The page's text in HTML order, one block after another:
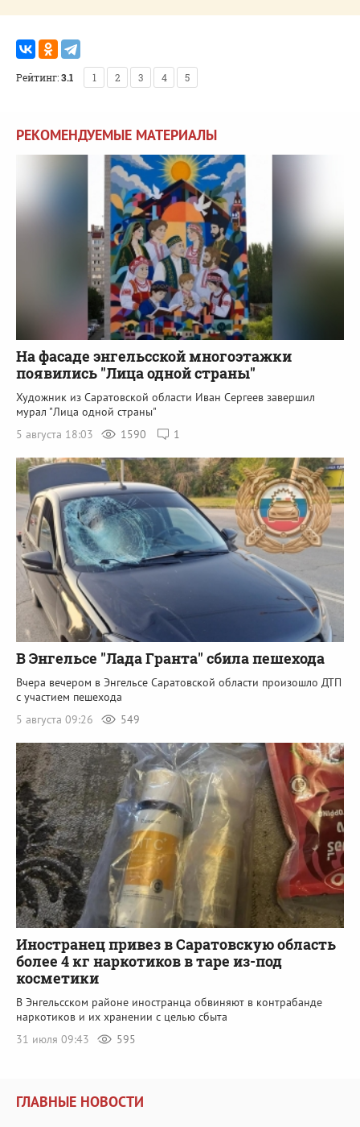
Рейтинг:3.1 1 2 3 4 5
РЕКОМЕНДУЕМЫЕ МАТЕРИАЛЫ
На фасаде энгельсской многоэтажки
появились "Лица одной страны"
Художник из Саратовской области Иван Сергеев завершил
мурал "Лица одной страны"
5 августа 18:03
1590 1
В Энгельсе "Лада Гранта" сбила пешехода
Вчера вечером в Энгельсе Саратовской области произошло ДТП
с участием пешехода
5 августа 09:26
549
Иностранец привез в Саратовскую область
более 4 кг наркотиков в таре из-под
косметики
В Энгельсском районе иностранца обвиняют в контрабанде
наркотиков и их хранении с целью сбыта
31 июля 09:43
595
ГЛАВНЫЕ НОВОСТИ